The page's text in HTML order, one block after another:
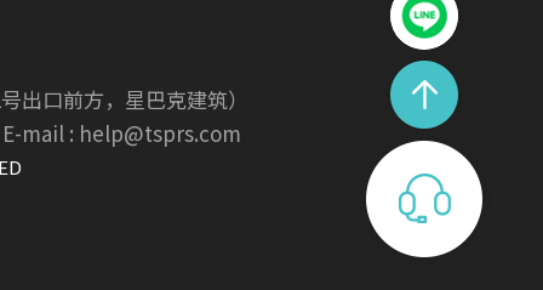
出口前方，星巴克建筑）
E-mail : help@tsprs.com